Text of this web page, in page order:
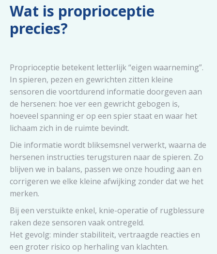
Wat is proprioceptie
precies?
Proprioceptie betekent letterlijk “eigen waarneming”.
In spieren, pezen en gewrichten zitten kleine
sensoren die voortdurend informatie doorgeven aan
de hersenen: hoe ver een gewricht gebogen is,
hoeveel spanning er op een spier staat en waar het
lichaam zich in de ruimte bevindt.
Die informatie wordt bliksemsnel verwerkt, waarna de
hersenen instructies terugsturen naar de spieren. Zo
blijven we in balans, passen we onze houding aan en
corrigeren we elke kleine afwijking zonder dat we het
merken.
Bij een verstuikte enkel, knie-operatie of rugblessure
raken deze sensoren vaak ontregeld.
Het gevolg: minder stabiliteit, vertraagde reacties en
een groter risico op herhaling van klachten.